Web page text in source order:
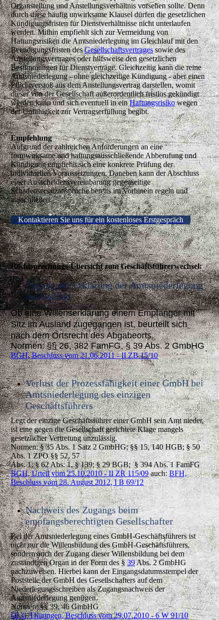
Organstellung und Anstellungsverhältnis vorsehen sollte. Denn
durch diese häufig unwirksame Klausel dürfen die gesetzlichen
Kündigungsfristen für Dienstverhältnisse nicht unterlaufen
werden. Mithin empfiehlt sich zur Vermeidung von
Haftungsrisiken die Amtsniederlegung im Gleichlauf mit den
Beendigungsfristen desGesellschaftsvertragessowie des
Anstellungsvertrages oder hilfsweise den gesetzlichen
Bestimmungen für Dienstverträge. Gleichzeitig kann die reine
Amtsniederlegung - ohne gleichzeitige Kündigung - aber einen
Pflichtverstoß aus dem Anstellungsvertrag darstellen, womit
dieser von der Gesellschaft außerordentlich fristlos gekündigt
werden kann und sich eventuell in einHaftungsrisikowegen
der Unfähigkeit zur Vertragserfüllung begibt.
Empfehlung
Aufgrund der zahlreichen Anforderungen an eine
formwirksame und haftungsausschließende Abberufung und
Kündigung empfiehlt sich eine konkrete Prüfung der
individuellen Voraussetzungen. Daneben kann der Abschluss
einer Ausscheidensvereinbarung gegenseitige
Schadensersatzansprüche bereits im Vorhinein regeln und
ausschließen.
Kontaktieren Sie uns für ein kostenloses Erstgespräch
Rechtsprechungs-Übersicht zum Geschäftsführerwechsel:
Zugang der Erklärung der Amtsniederlegung
im Ausland
Ob eine Willenserklärung einem Empfänger mit
Sitz im Ausland zugegangen ist, beurteilt sich
nach dem Ortsrecht des Abgabeorts.
Normen: §§ 26, 382 FamFG, § 39 Abs. 2 GmbHG
BGH, Beschluss vom 21.06.2011 - II ZB 15/10
Verlust der Prozessfähigkeit einer GmbH bei
Amtsniederlegung des einzigen
Geschäftsführers
Legt der einzige Geschäftsführer einer GmbH sein Amt nieder,
ist eine gegen die Gesellschaft gerichtete Klage mangels
gesetzlicher Vertretung unzulässig.
Normen: § 35 Abs. 1 Satz 2 GmbHG; §§ 15, 140 HGB; § 50
Abs. 1 ZPO §§ 52, 57
Abs. 1, § 62 Abs. 1, § 139; § 29 BGB; § 394 Abs. 1 FamFG
BGH, Urteil vom 25.10.2010 - II ZR 115/09auch:BFH,
Beschluss vom 28. August 2012, I B 69/12
Nachweis des Zugangs beim
empfangsberechtigten Gesellschafter
Bei der Amtsniederlegung eines GmbH-Geschäftsführers ist
nicht nur die Willensbildung des GmbH-Geschäftsführers,
sondern auch der Zugang dieser Willensbildung bei dem
zuständigen Organ in der Form des §39Abs. 2 GmbHG
nachzuweisen. Hierbei kann der Eingangsdatumsstempel der
Poststelle der GmbH des Gesellschafters auf dem
Niederlegungsschreiben als Zugangsnachweis der
Amtsniederlegung genügen.
Normen: §§ 39, 46 GmbHG
OLG Thüringen, Beschluss vom 29.07.2010 - 6 W 91/10